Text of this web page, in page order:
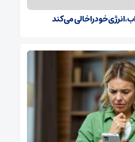
انرژی خود را خالی می‌کند